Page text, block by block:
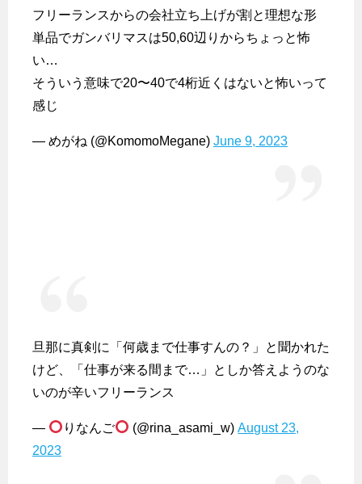
フリーランスからの会社立ち上げが割と理想な形
単品でガンバリマスは50,60辺りからちょっと怖
い…
そういう意味で20〜40で4桁近くはないと怖いって
感じ
— めがね (@KomomoMegane) June 9, 2023
旦那に真剣に「何歳まで仕事すんの？」と聞かれた
けど、「仕事が来る間まで…」としか答えようのな
いのが辛いフリーランス
— りなんご (@rina_asami_w)August 23,
2023